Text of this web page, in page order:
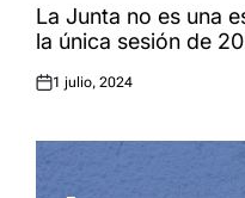
INLa Junta no es una
la única sesión de
Posted
1 julio, 2024